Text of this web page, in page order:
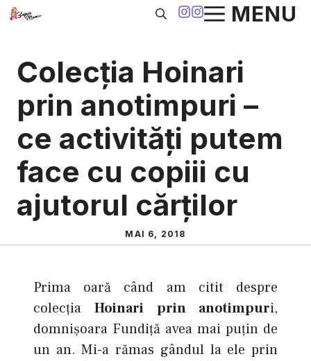
Sari
MENU
Colecţia Hoinari
prin anotimpuri –
ce activităţi putem
face cu copiii cu
ajutorul cărţilor
MAI 6, 2018
Prima oară când am citit despre
colecţiaHoinari prin anotimpuri,
domnişoara Fundiţă avea mai puţin de
un an. Mi-a rămas gândul la ele prin